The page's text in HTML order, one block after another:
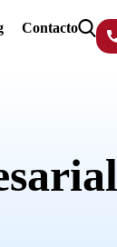
Contacto